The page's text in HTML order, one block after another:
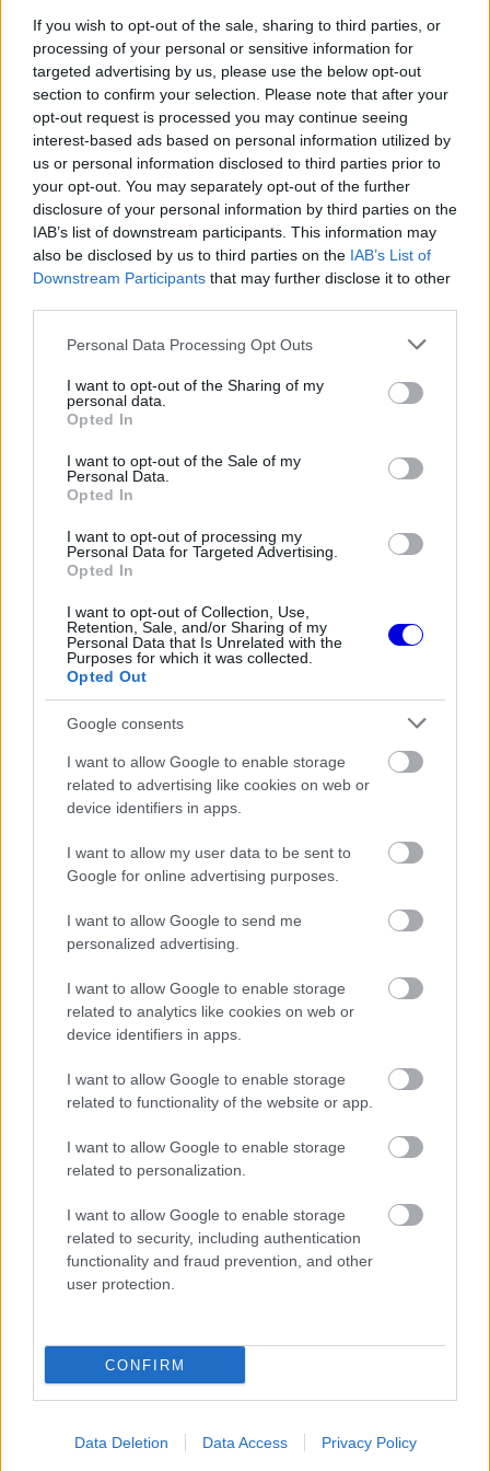
If you wish to opt-out of the sale, sharing to third parties, or
processing of your personal or sensitive information for
targeted advertising by us, please use the below opt-out
section to confirm your selection. Please note that after your
opt-out request is processed you may continue seeing
interest-based ads based on personal information utilized by
us or personal information disclosed to third parties prior to
your opt-out. You may separately opt-out of the further
disclosure of your personal information by third parties on the
IAB’s list of downstream participants. This information may
also be disclosed by us to third parties on the IAB’s List of
Downstream Participants that may further disclose it to other
Please note that this website/app uses one or more Google
not limited to your visit or usage behaviour. You may click to
grant or deny consent to Google and its third-party tags to
use your data for below specified purposes in below Google
consent section.
Personal Data Processing Opt Outs
I want to opt-out of the Sharing of my
personal data.
Opted In
I want to opt-out of the Sale of my
Personal Data.
Opted In
I want to opt-out of processing my
Personal Data for Targeted Advertising.
Opted In
I want to opt-out of Collection, Use,
Retention, Sale, and/or Sharing of my
Personal Data that Is Unrelated with the
Purposes for which it was collected.
Opted Out
Google consents
I want to allow Google to enable storage
related to advertising like cookies on web or
device identifiers in apps.
I want to allow my user data to be sent to
Google for online advertising purposes.
I want to allow Google to send me
personalized advertising.
I want to allow Google to enable storage
related to analytics like cookies on web or
device identifiers in apps.
I want to allow Google to enable storage
related to functionality of the website or app.
I want to allow Google to enable storage
related to personalization.
I want to allow Google to enable storage
related to security, including authentication
functionality and fraud prevention, and other
user protection.
CONFIRM
Data Deletion Data Access Privacy Policy
FORMA-1
Megdöbbentő okok miatt nem
beszélhet a távozásáról Helmut
Marko
FORMA-1
Amerikai versenysorozatban
köthet ki Max Verstappen
Meggondolta magát a McLaren
kapcsolatban
„Fernando sajnos idén nem rendelkezik
versenyképes autóval, de amint meglát egy
reménysugarat, azonnal kihasználja. Fernando egy
jelenség, akárcsak Hamilton. Úgy gondolom, hogy
mindketten rengeteget adnak a Forma–1-nek.
Valódi márkák.”
Egyre több a pletyka
A nyilatkozat különösen azért kapott nagy
figyelmet, mert az elmúlt napokban több
találgatás is napvilágot látott Alonso jövőjével
kapcsolatban, és ezekben az Alpine neve is
felmerült. Az
Aston Martin
gyorsan cáfolta a
spekulációkat. ASoyMotor
interjúja Monacóban készült, vélhetően a Monacói
Nagydíj idején, még a barcelonai versenyhétvége
Briatore ugyanakkor nemcsak Alonsóról beszélt
elismerően, hanem az Alpine jelenlegi pilótáiról,
Franco Colapintóról és Pierre Gaslyról is. Az
argentin versenyző kapcsán hangsúlyozta, hogy
mindig hitt a tehetségében, és úgy látja, jelentős
fejlődésen ment keresztül az elmúlt időszakban.
„Már nem érzi annak a nyomását, hogy nem
tudja, mi lesz a sorsa. Tavaly sokan azt akarták,
mellette. A srác tehetséges. Meg kell néznünk,